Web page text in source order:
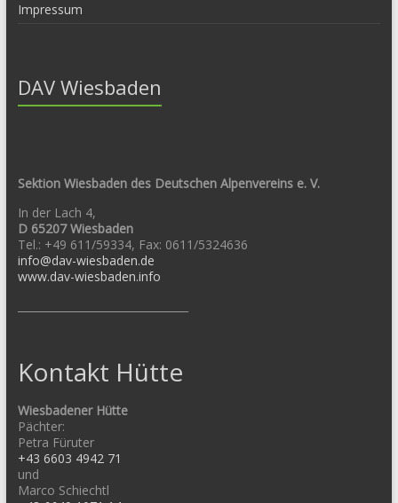
Impressum
DAV Wiesbaden
Sektion Wiesbaden des Deutschen Alpenvereins e. V.
In der Lach 4,
D 65207 Wiesbaden
Tel.: +49 611/59334, Fax: 0611/5324636
info@dav-wiesbaden.de
www.dav-wiesbaden.info
Kontakt Hütte
Wiesbadener Hütte
Pächter:
Petra Füruter
+43 6603 4942 71
und
Marco Schiechtl